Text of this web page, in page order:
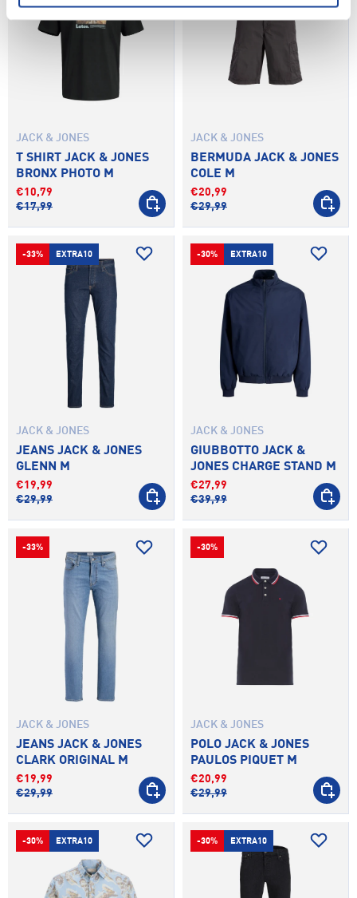
JACK & JONES
T SHIRT JACK & JONES
BRONX PHOTO M
€10,79
€17,99
SCEGLI OPZIONI
JACK & JONES
BERMUDA JACK & JONES
COLE M
€20,99
€29,99
SCEGLI
-33% EXTRA10
JACK & JONES
JEANS JACK & JONES
GLENN M
€19,99
€29,99
SCEGLI OPZIONI
-30% EXTRA10
JACK & JONES
GIUBBOTTO JACK &
JONES CHARGE STAND M
€27,99
€39,99
-33%
JACK & JONES
JEANS JACK & JONES
CLARK ORIGINAL M
€19,99
€29,99
SCEGLI OPZIONI
-30%
JACK & JONES
POLO JACK & JONES
PAULOS PIQUET M
€20,99
€29,99
SCEGLI
-30% EXTRA10 -30% EXTRA10